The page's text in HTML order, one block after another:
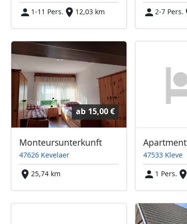
1-11 Pers.
12,03 km
2-7 Pers.
ab 15,00 €
Monteursunterkunft
47626 Kevelaer
25,74 km
Apartment
47533 Kleve
1 Pers.